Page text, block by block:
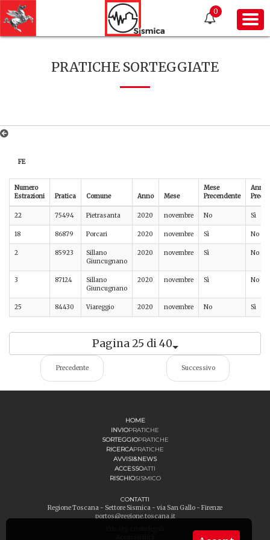
0
PRATICHE SORTEGGIATE
FE
Numero
Estrazioni
Pratica Comune Anno Mese
Mese
Precendente
Anno
22 75494 Pietrasanta 2020 novembre No Sì
18 86879 Porcari 2020 novembre Sì No
2 85923
Sillano
Giuncugnano
2020 novembre Sì No
3 87124
Sillano
Giuncugnano
2020 novembre Sì No
25 84430 Viareggio 2020 novembre No Sì
Pagina 25 di 40
Precedente Successivo
HOME
INVIOPRATICHE
SORTEGGIOPRATICHE
RICERCAPRATICHE
AVVISI&NEWS
ACCESSOATTI
RISCHIOSISMICO
CONTATTI
Regione Toscana - Settore Sismica - via San Gallo - Firenze
portos@regione.toscana.it